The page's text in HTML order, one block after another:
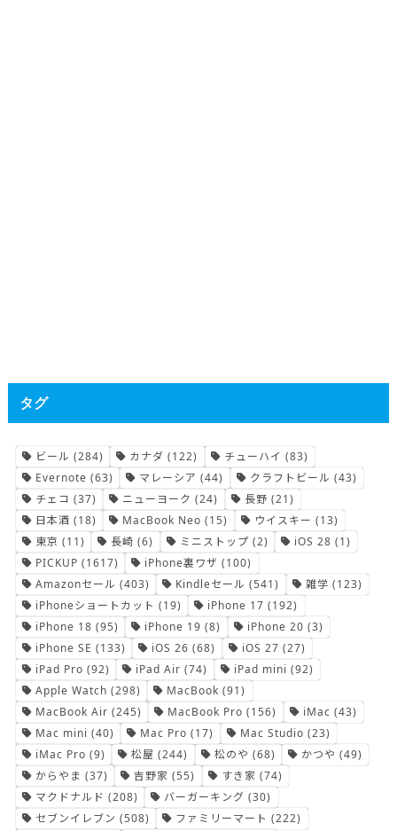
タグ
ビール (284) カナダ (122) チューハイ (83)
Evernote (63) マレーシア (44) クラフトビール (43)
チェコ (37) ニューヨーク (24) 長野 (21)
日本酒 (18) MacBook Neo (15) ウイスキー (13)
東京 (11) 長崎 (6) ミニストップ (2) iOS 28 (1)
PICKUP (1617) iPhone裏ワザ (100)
Amazonセール (403) Kindleセール (541) 雑学 (123)
iPhoneショートカット (19) iPhone 17 (192)
iPhone 18 (95) iPhone 19 (8) iPhone 20 (3)
iPhone SE (133) iOS 26 (68) iOS 27 (27)
iPad Pro (92) iPad Air (74) iPad mini (92)
Apple Watch (298) MacBook (91)
MacBook Air (245) MacBook Pro (156) iMac (43)
Mac mini (40) Mac Pro (17) Mac Studio (23)
iMac Pro (9) 松屋 (244) 松のや (68) かつや (49)
からやま (37) 吉野家 (55) すき家 (74)
マクドナルド (208) バーガーキング (30)
セブンイレブン (508) ファミリーマート (222)